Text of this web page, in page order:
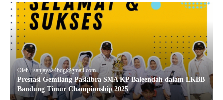
Oleh : sanjaya24bdg@gmail.com
Prestasi Gemilang Paskibra SMA KP Baleendah dalam LKBB
Bandung Timur Championship 2025